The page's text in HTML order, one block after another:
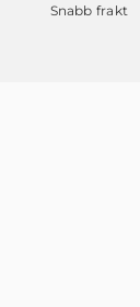
Snabb frakt